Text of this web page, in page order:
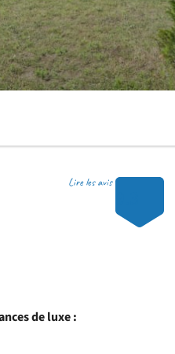
Lire les avis
de luxe :